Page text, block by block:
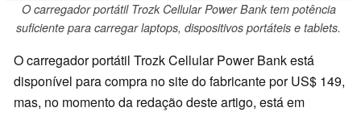
O carregador portátil Trozk Cellular Power Bank tem potência
suficiente para carregar laptops, dispositivos portáteis e tablets.
O carregador portátil Trozk Cellular Power Bank está
disponível para compra no site do fabricante por US$ 149,
mas, no momento da redação deste artigo, está em